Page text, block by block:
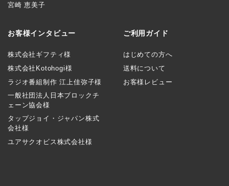
宮崎 恵美子
お客様インタビュー
株式会社ギフティ様
株式会社Kotohogi様
ラジオ番組制作 江上佳弥子様
一般社団法人日本ブロックチ
ェーン協会様
タップジョイ・ジャパン株式
会社様
ユアサクオビス株式会社様
ご利用ガイド
はじめての方へ
送料について
お客様レビュー